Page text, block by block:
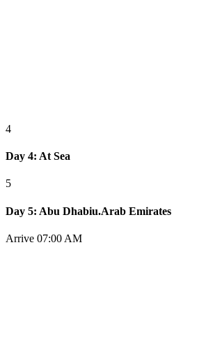
4
Day 4: At Sea
5
Day 5: Abu Dhabiu.Arab Emirates
Arrive 07:00 AM